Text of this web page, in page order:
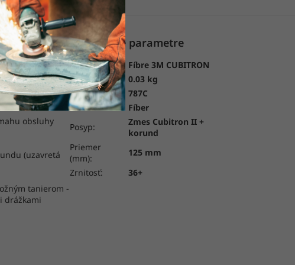
disky na
obsluhy
(uzavretá
tanierom -
drážkami
Dodatočné parametre
Kategória:
Fíbre 3M CUBITRON
Hmotnosť:
0.03 kg
Kvalita:
787C
Podklad:
Fíber
Posyp:
Zmes Cubitron II +
korund
Priemer
(mm):
125 mm
Zrnitosť:
36+